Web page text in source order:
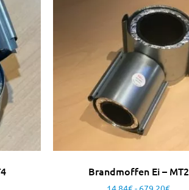
Brandmoffen Ei – MT2